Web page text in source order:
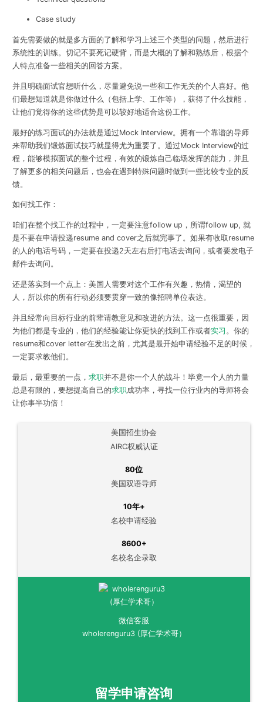
Case study
首先需要做的就是多方面的了解和学习上述三个类型的问题，然后进行
系统性的训练。切记不要死记硬背，而是大概的了解和熟练后，根据个
人特点准备一些相关的回答方案。
并且明确面试官想听什么，尽量避免说一些和工作无关的个人喜好。他
们最想知道就是你做过什么（包括上学、工作等），获得了什么技能，
让他们觉得你的这些优势是可以较好地适合这份工作。
最好的练习面试的办法就是通过Mock Interview。 拥有一个靠谱的导师
来帮助我们锻炼面试技巧就显得尤为重要了。通过Mock Interview的过
程，能够模拟面试的整个过程，有效的锻炼自己临场发挥的能力，并且
了解更多的相关问题后，也会在遇到特殊问题时做到一些比较专业的反
馈。
如何找工作：
咱们在整个找工作的过程中，一定要注意follow up，所谓follow up, 就
是不要在申请投递resume and cover之后就完事了。如果有收取resume
的人的电话号码，一定要在投递2天左右后打电话去询问，或者要发电子
邮件去询问。
还是落实到一个点上：美国人需要对这个工作有兴趣，热情，渴望的
人，所以你的所有行动必须要贯穿一致的像招聘单位表达。
并且经常向目标行业的前辈请教意见和改进的方法。 这一点很重要，因
为他们都是专业的，他们的经验能让你更快的找到工作或者实习 。你的
resume和cover letter在发出之前，尤其是最开始申请经验不足的时候，
一定要求教他们。
最后，最重要的一点， 求职并不是你一个人的战斗！毕竟一个人的力量
总是有限的，要想提高自己的求职成功率，寻找一位行业内的导师将会
让你事半功倍！
美国招生协会
AIRC权威认证
80位
美国双语导师
10年+
名校申请经验
8600+
名校名企录取
微信客服
wholerenguru3 (厚仁学术哥）
留学申请咨询